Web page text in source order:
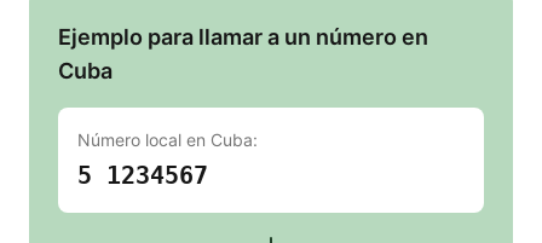
Ejemplo para llamar a un número en
Cuba
Número local en Cuba:
5 1234567